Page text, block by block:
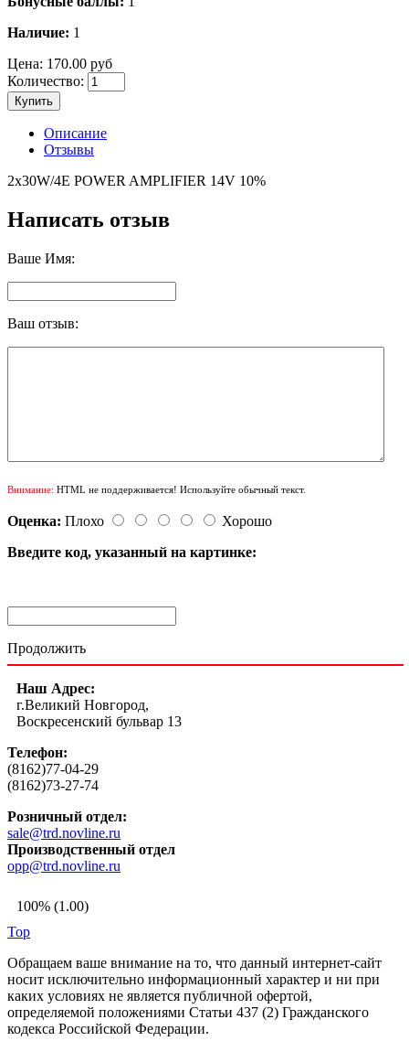
Наличие: 1
Цена: 170.00 руб
Количество:
Купить
Описание
Отзывы
2x30W/4E POWER AMPLIFIER 14V 10%
Написать отзыв
Ваше Имя:
Ваш отзыв:
Внимание: HTML не поддерживается! Используйте обычный текст.
Оценка: Плохо
Хорошо
Введите код, указанный на картинке:
Продолжить
Наш Адрес:
г.Великий Новгород,
Воскресенский бульвар 13
Телефон:
(8162)77-04-29
(8162)73-27-74
Розничный отдел:
sale@trd.novline.ru
Производственный отдел
opp@trd.novline.ru
100% (1.00)
Top
Обращаем ваше внимание на то, что данный интернет-сайт
носит исключительно информационный характер и ни при
каких условиях не является публичной офертой,
определяемой положениями Статьи 437 (2) Гражданского
кодекса Российской Федерации.